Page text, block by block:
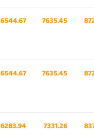
7635.45
6544.67
7635.45
6544.67
7331.26
6283.94